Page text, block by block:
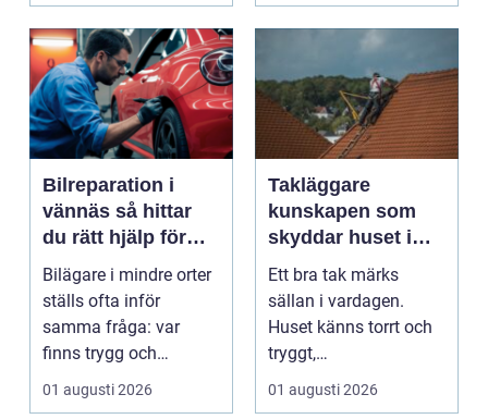
Bilreparation i
vännäs så hittar
du rätt hjälp för
din bil
Bilägare i mindre orter
ställs ofta inför
samma fråga: var
finns trygg och
prisvärd hjälp när bilen
01 augusti 2026
Takläggare
kunskapen som
skyddar huset i
längden
Ett bra tak märks
sällan i vardagen.
Huset känns torrt och
tryggt,
inomhusklimatet
fungerar och ener...
01 augusti 2026